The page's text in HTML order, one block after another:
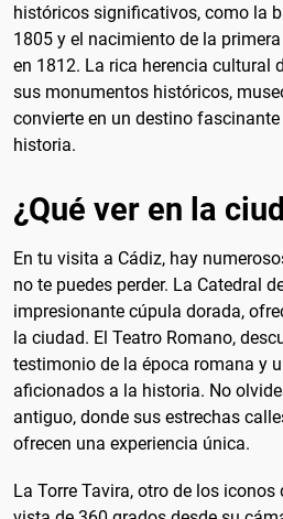
históricos significativos, como la
1805 y el nacimiento de la
en 1812. La rica herencia cultural
sus monumentos históricos,
convierte en un destino
historia.
¿Qué ver en la
En tu visita a Cádiz, hay
no te puedes perder. La Catedral
impresionante cúpula dorada,
la ciudad. El Teatro Romano,
testimonio de la época romana y
aficionados a la historia. No
antiguo, donde sus estrechas
ofrecen una experiencia única.
La Torre Tavira, otro de los